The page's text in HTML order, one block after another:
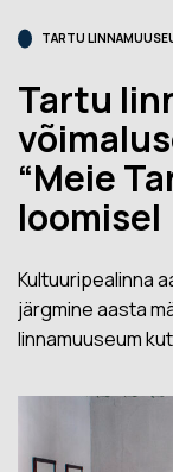
TARTU
Tartu
“Meie
loomisel
Kultuuripealinna
järgmine aasta
linnamuuseum